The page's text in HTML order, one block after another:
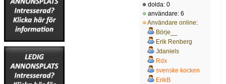
dolda: 0
användare: 6
Användare online:
Börje__
Erik Renberg
Jdaniels
Rdx
svenske kocken
ErikB